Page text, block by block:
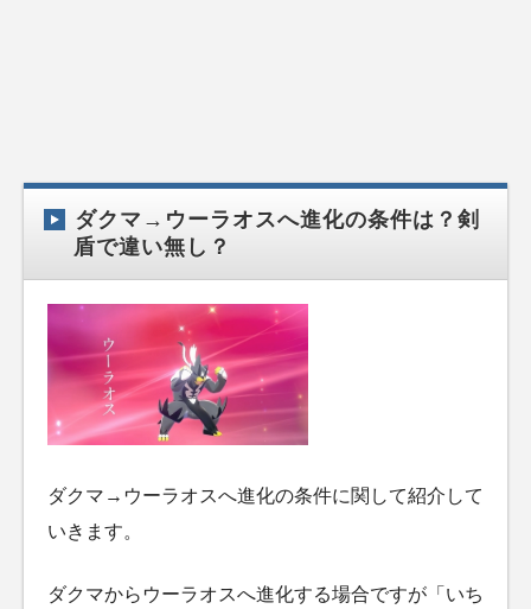
ダクマ→ウーラオスへ進化の条件は？剣
盾で違い無し？
ダクマ→ウーラオスへ進化の条件に関して紹介して
いきます。
ダクマからウーラオスへ進化する場合ですが「いち